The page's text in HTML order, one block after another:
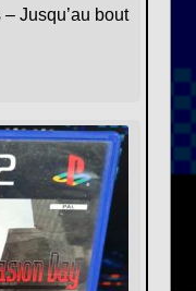
Jusqu’au bout